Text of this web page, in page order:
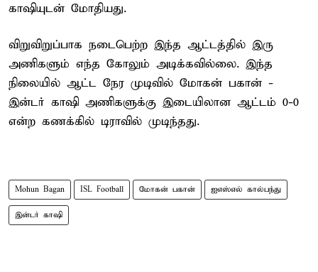
காஷியுடன் மோதியது.
விறுவிறுப்பாக நடைபெற்ற இந்த ஆட்டத்தில் இரு
அணிகளும் எந்த கோலும் அடிக்கவில்லை. இந்த
நிலையில் ஆட்ட நேர முடிவில் மோகன் பகான் -
இன்டர் காஷி அணிகளுக்கு இடையிலான ஆட்டம் 0-0
என்ற கணக்கில் டிராவில் முடிந்தது.
Mohun Bagan ISL Football மோகன் பகான் ஐஎஸ்எல் கால்பந்து
இன்டர் காஷி